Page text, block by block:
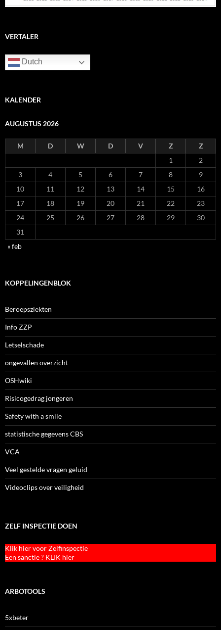
VERTALER
Dutch
KALENDER
AUGUSTUS 2026
M D W D V Z
Z
1
2
3
4 5 6 7 8
9
10
11 12 13 14 15
16
17
18 19 20 21 22
23
24
25 26 27 28 29
30
31
« feb
KOPPELINGENBLOK
Beroepsziekten
Info ZZP
Letselschade
ongevallen overzicht
OSHwiki
Risicogedrag jongeren
Safety with a smile
statistische gegevens CBS
VCA
Veel gestelde vragen geluid
Videoclips over veiligheid
ZELF INSPECTIE DOEN
Klik hier voor Zelfinspectie
Een sanctie ? KLIK hier
ARBOTOOLS
5xbeter